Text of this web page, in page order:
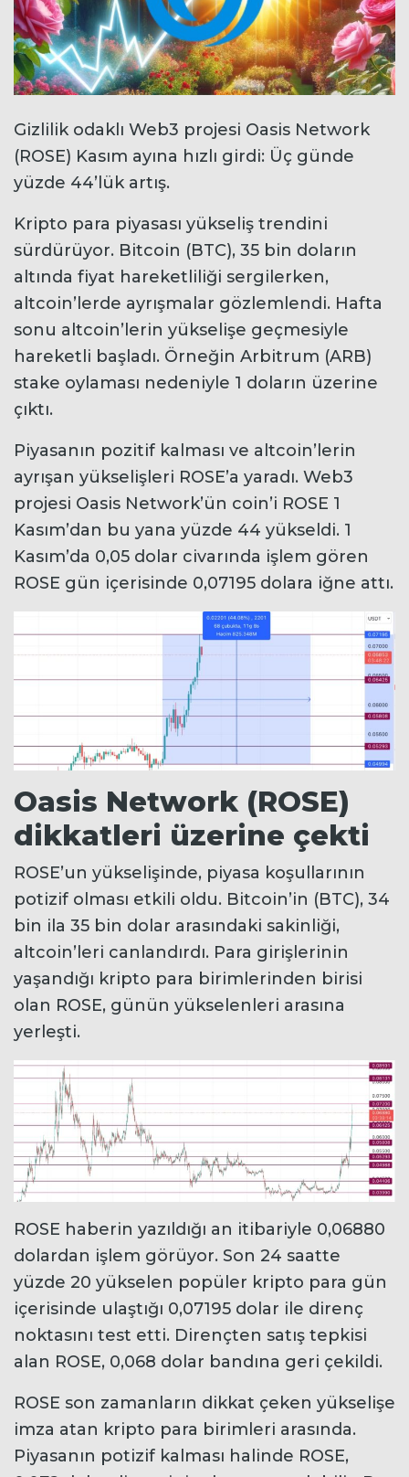
Gizlilik odaklı Web3 projesi Oasis Network
(ROSE) Kasım ayına hızlı girdi: Üç günde
yüzde 44’lük artış.
Kripto para piyasası yükseliş trendini
sürdürüyor. Bitcoin (BTC), 35 bin doların
altında fiyat hareketliliği sergilerken,
altcoin’lerde ayrışmalar gözlemlendi. Hafta
sonu altcoin’lerin yükselişe geçmesiyle
hareketli başladı. Örneğin Arbitrum (ARB)
stake oylaması nedeniyle 1 doların üzerine
çıktı.
Piyasanın pozitif kalması ve altcoin’lerin
ayrışan yükselişleri ROSE’a yaradı. Web3
projesi Oasis Network’ün coin’i ROSE 1
Kasım’dan bu yana yüzde 44 yükseldi. 1
Kasım’da 0,05 dolar civarında işlem gören
ROSE gün içerisinde 0,07195 dolara iğne attı.
Oasis Network (ROSE)
dikkatleri üzerine çekti
ROSE’un yükselişinde, piyasa koşullarının
potizif olması etkili oldu. Bitcoin’in (BTC), 34
bin ila 35 bin dolar arasındaki sakinliği,
altcoin’leri canlandırdı. Para girişlerinin
yaşandığı kripto para birimlerinden birisi
olan ROSE, günün yükselenleri arasına
yerleşti.
ROSE haberin yazıldığı an itibariyle 0,06880
dolardan işlem görüyor. Son 24 saatte
yüzde 20 yükselen popüler kripto para gün
içerisinde ulaştığı 0,07195 dolar ile direnç
noktasını test etti. Dirençten satış tepkisi
alan ROSE, 0,068 dolar bandına geri çekildi.
ROSE son zamanların dikkat çeken yükselişe
imza atan kripto para birimleri arasında.
Piyasanın potizif kalması halinde ROSE,